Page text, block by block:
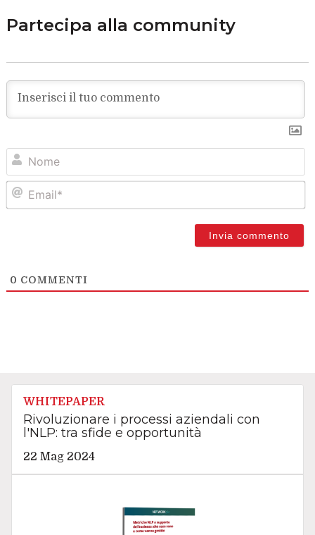
Partecipa alla community
0 COMMENTI
WHITEPAPER
Rivoluzionare i processi aziendali con
l'NLP: tra sfide e opportunità
22 Mag 2024